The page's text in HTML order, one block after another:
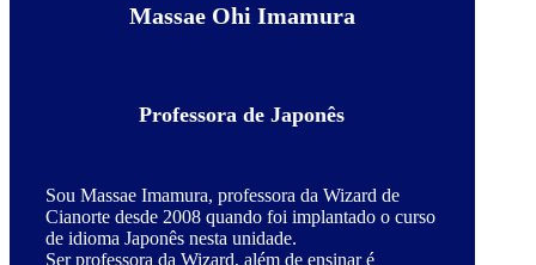
Massae Ohi Imamura
Professora de Japonês
Sou Massae Imamura, professora da Wizard de
Cianorte desde 2008 quando foi implantado o curso
de idioma Japonês nesta unidade.
Ser professora da Wizard, além de ensinar é